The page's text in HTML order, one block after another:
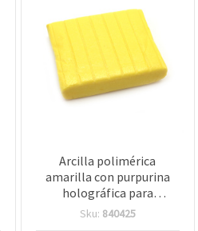
Arcilla polimérica
amarilla con purpurina
holográfica para
manualidades - 50 g
Sku: 840425